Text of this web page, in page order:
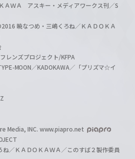
ＡＷＡ アスキー・メディアワークス刊／S
暁なつめ・三嶋くろね／ＫＡＤＯＫＡ
ンズプロジェクト/KFPA
MOON／KADOKAWA／「プリズマ☆イ
Media, INC. www.piapro.net
／ＫＡＤＯＫＡＷＡ／このすば２製作委員